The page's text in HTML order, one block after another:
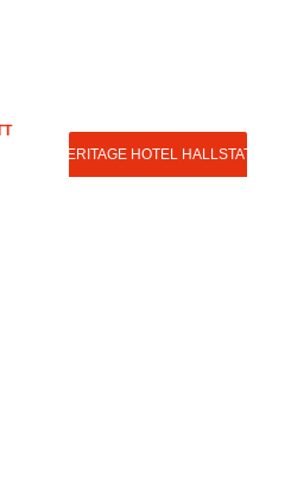
HERITAGE HOTEL HALLSTATT